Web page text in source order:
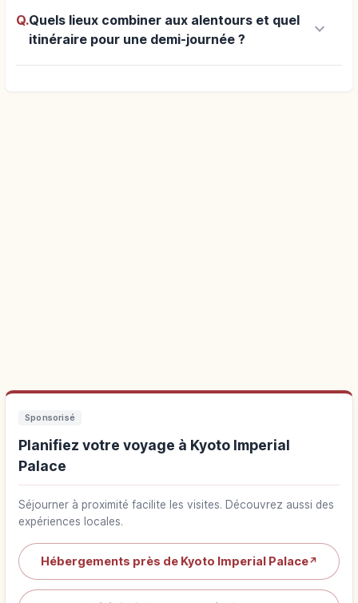
Q.Quels lieux combiner aux alentours et quel
itinéraire pour une demi-journée ?
keyboard_arrow_down
Sponsorisé
Planifiez votre voyage à Kyoto Imperial
Palace
Séjourner à proximité facilite les visites. Découvrez aussi des
expériences locales.
Hébergements près de Kyoto Imperial Palace↗